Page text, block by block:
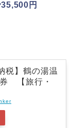
円
税】鶴の湯温
【旅行・